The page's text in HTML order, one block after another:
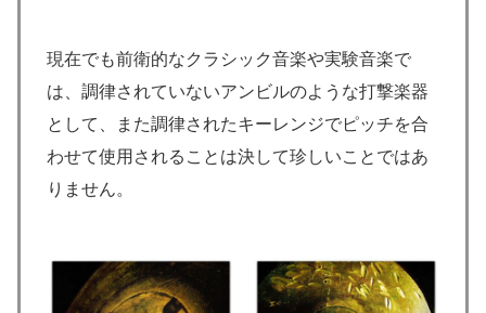
現在でも前衛的なクラシック音楽や実験音楽で
は、調律されていないアンビルのような打撃楽器
として、また調律されたキーレンジでピッチを合
わせて使用されることは決して珍しいことではあ
りません。